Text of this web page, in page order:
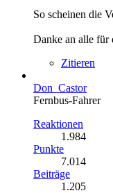
So scheinen die
Danke an alle für
Zitieren
Don_Castor
Fernbus-Fahrer
Reaktionen
1.984
Punkte
7.014
Beiträge
1.205